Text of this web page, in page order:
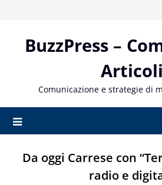
contentBuzzPress –
Articoli
Comunicazione e strategie di
Da oggi Carrese con
radio e